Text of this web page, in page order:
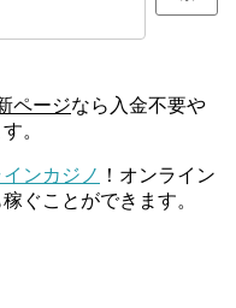
ページなら入金不要や
。
ンカジノ ！オンライン
ぐことができます。